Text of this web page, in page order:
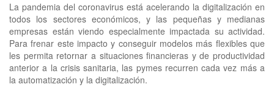
La pandemia del coronavirus está acelerando la digitalización en
todos los sectores económicos, y las pequeñas y medianas
empresas están viendo especialmente impactada su actividad.
Para frenar este impacto y conseguir modelos más flexibles que
les permita retornar a situaciones financieras y de productividad
anterior a la crisis sanitaria, las pymes recurren cada vez más a
la automatización y la digitalización.